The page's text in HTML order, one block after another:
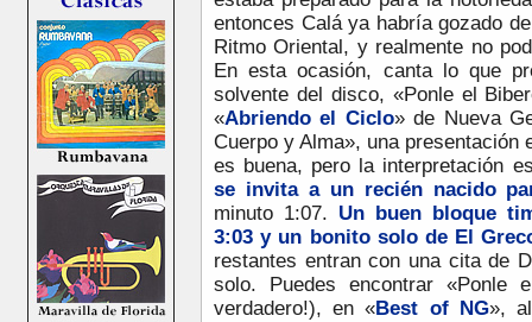
entonces Calá ya habría gozado
Ritmo Oriental, y realmente no
En esta ocasión, canta lo que
solvente del disco, «Ponle el
«Abriendo el Ciclo» de Nueva
Cuerpo y Alma», una presentación
es buena, pero la interpretación
se invita a un recién nacido
minuto 1:07. Un buen bloque
3:03 y un bonito solo de El
restantes entran con una cita de
solo. Puedes encontrar «Ponle
verdadero!), en «Best of NG»,